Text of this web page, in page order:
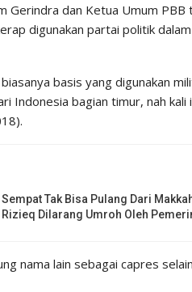
Gerindra dan Ketua Umum PBB
digunakan partai politik
basis yang digunakan
Indonesia bagian timur, nah kali
Sempat Tak Bisa Pulang Dari
Rizieq Dilarang Umroh Oleh
nama lain sebagai capres